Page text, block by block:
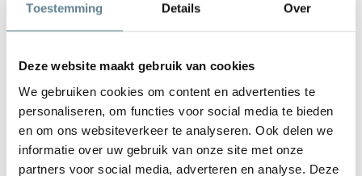
Toestemming Details Over
Deze website maakt gebruik van cookies
We gebruiken cookies om content en advertenties te
personaliseren, om functies voor social media te bieden
en om ons websiteverkeer te analyseren. Ook delen we
informatie over uw gebruik van onze site met onze
partners voor social media, adverteren en analyse. Deze
Wil je advies of heb je een vraag? Neem contact op met ons
team!
Start chat
Bel0344-228104
Mail info@polyesterplantenbakken.nl
Whatsapp0344-228104